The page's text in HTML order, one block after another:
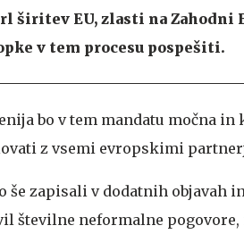
širitev EU, zlasti na
v tem procesu pospešiti.
bo v tem mandatu močna
z vsemi evropskimi
še zapisali v dodatnih objavah
številne neformalne